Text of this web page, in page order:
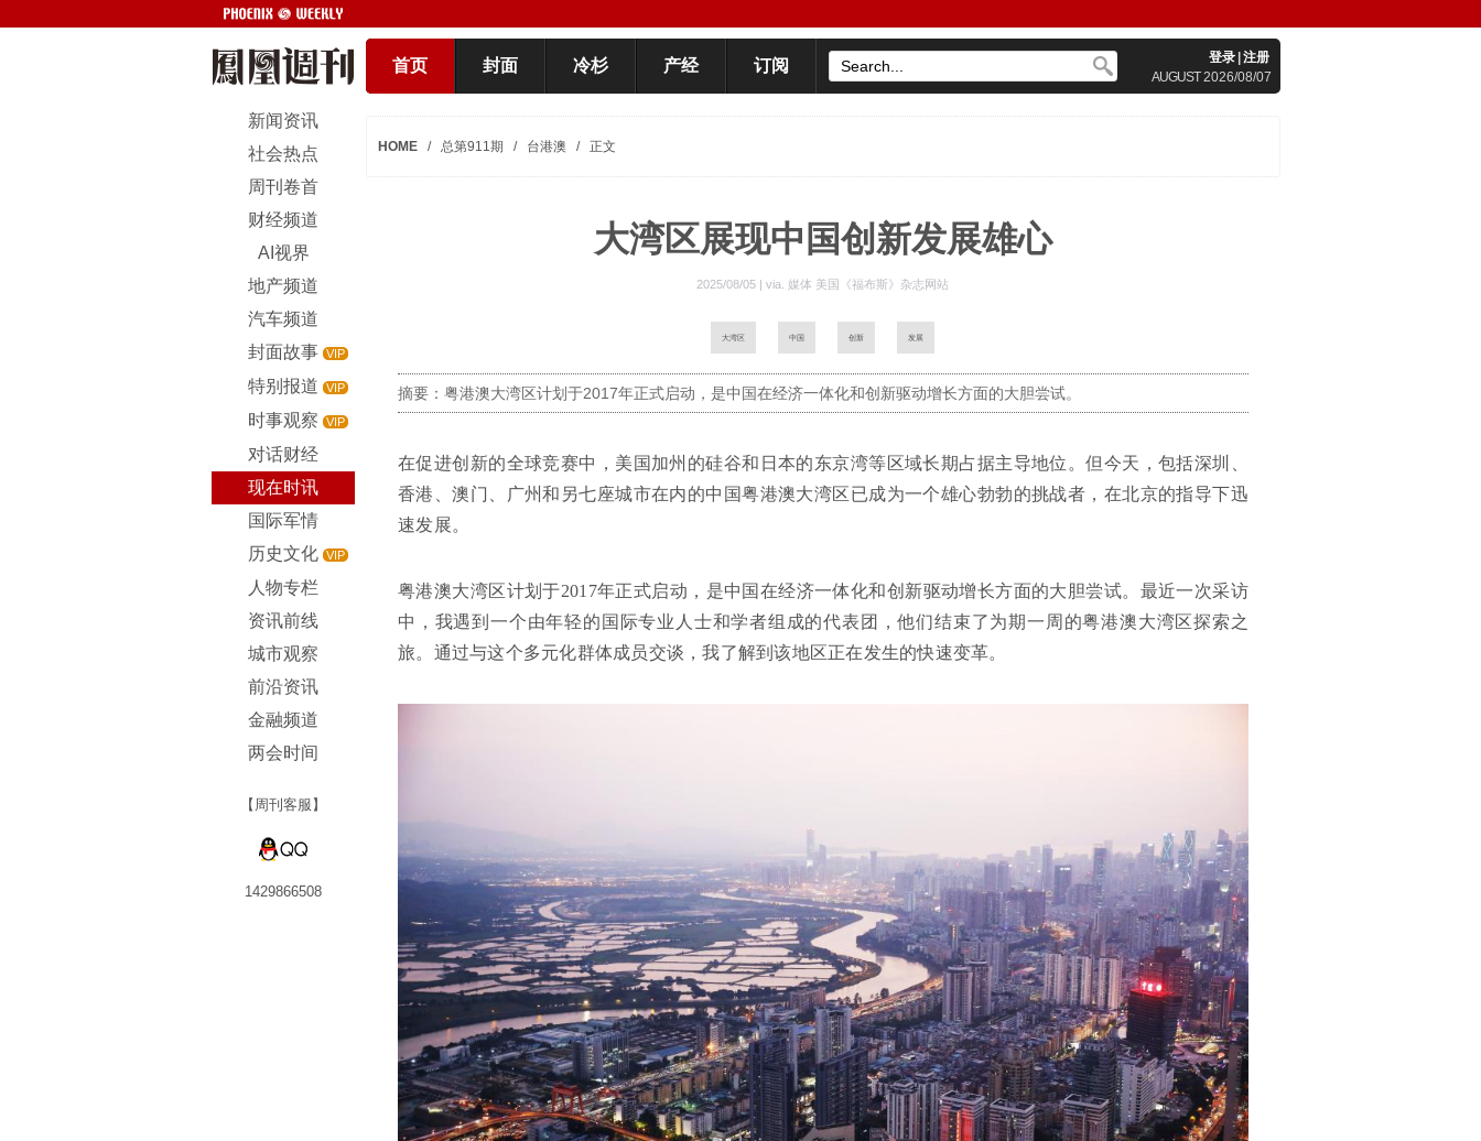
首页 封面 冷杉 产经 订阅 登录 注册
AUGUST2026/08/07
新闻资讯
社会热点
周刊卷首
财经频道
AI视界
地产频道
汽车频道
封面故事 VIP
特别报道 VIP
时事观察 VIP
对话财经
现在时讯
国际军情
历史文化 VIP
人物专栏
资讯前线
城市观察
前沿资讯
金融频道
两会时间
【周刊客服】
1429866508
HOME / 总第911期 / 台港澳 / 正文
大湾区展现中国创新发展雄心
2025/08/05 | via. 媒体 美国《福布斯》杂志网站
大湾区 中国 创新 发展
摘要：粤港澳大湾区计划于2017年正式启动，是中国在经济一体化和创新驱动增长方面的大胆尝试。
在促进创新的全球竞赛中，美国加州的硅谷和日本的东京湾等区域长期占据主导地位。但今天，包括深圳、
香港、澳门、广州和另七座城市在内的中国粤港澳大湾区已成为一个雄心勃勃的挑战者，在北京的指导下迅
速发展。
粤港澳大湾区计划于2017年正式启动，是中国在经济一体化和创新驱动增长方面的大胆尝试。最近一次采访
中，我遇到一个由年轻的国际专业人士和学者组成的代表团，他们结束了为期一周的粤港澳大湾区探索之
旅。通过与这个多元化群体成员交谈，我了解到该地区正在发生的快速变革。